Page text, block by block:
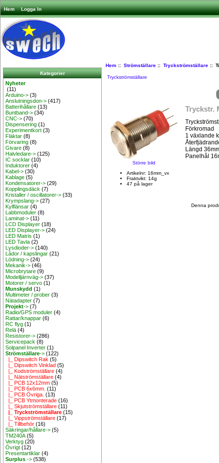
Hem Logga In
Kategorier
Nyheter
(11)
Arduino-> (3)
Anslutningsdon-> (417)
Batterihållare (13)
Buntband-> (34)
CNC-> (70)
Dispensering (1)
Experimentkort (3)
Fläktar (8)
Förvaring (8)
Givare (8)
Halvledare-> (125)
IC socklar (10)
Induktorer (4)
Kabel-> (30)
Kablage (5)
Kondensatorer-> (29)
Kopplingsdäck (7)
Kristaller / oscillatorer-> (33)
Krympslang-> (27)
Kylflänsar (4)
Labbmoduler (8)
Laminat-> (11)
LCD Displayer (18)
LED Displayer-> (24)
LED Matris (1)
LED Tavla (2)
Lysdioder-> (140)
Lådor / kapslingar (21)
Lödning-> (24)
Mekanik-> (46)
Microbrytare (9)
Modelljärnväg-> (37)
Motorer / servo (1)
Munskydd (1)
Multimeter / prober (3)
Nätadapter (7)
Projekt-> (7)
Radio/GPS moduler (4)
Rattar/knappar (6)
RC flyg (1)
Relä (4)
Resistorer-> (286)
Servicepack (8)
Solpanel Inverter (1)
Strömställare-> (122)
|_ Dipswitch Rak (5)
|_ Dipswitch Vinklad (5)
|_ Kodströmställare (4)
|_ Nätströmställare (4)
|_ PCB 12x12mm (5)
|_ PCB 6x6mm. (11)
|_ PCB Övriga. (13)
|_ PCB Ytmonterade (16)
|_ Skjutströmställare (11)
|_ Tryckströmställare (15)
|_ Vippströmställare (17)
|_ Tillbehör (16)
Säkringar/hållare-> (5)
TM240A (5)
Verktyg (20)
Övrigt (12)
Presentartiklar (4)
Surplus-> (538)
Hem:: Strömställare:: Tryckströmställare::
Tryckströmställare
Större bild
Tryckstr.
Förkromad
1 växlande
Längd
Panelhål
Artikelnr: 16mm_vx
Fraktvikt: 14g
47 på lager
Denna